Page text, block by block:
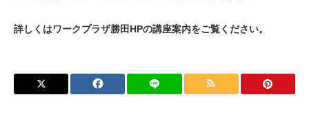
ご利用前の準備
詳しくはワークプラザ勝田HPの講座案内をご覧ください。